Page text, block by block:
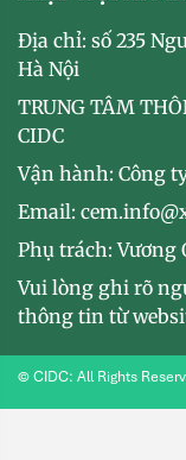
Địa chỉ: số 235
Hà Nội
TRUNG TÂM
CIDC
Vận hành: Công
Email:
Phụ trách: Vương
Vui lòng ghi rõ
thông tin từ
© CIDC: All Rights